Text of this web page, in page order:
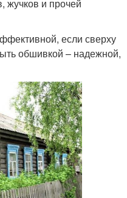
жучков и прочей
если сверху
обшивкой – надежной,